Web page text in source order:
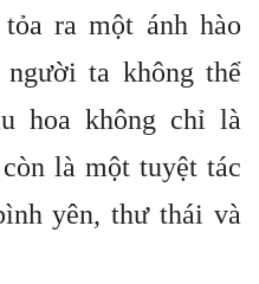
ra một ánh hào
ta không thể
hoa không chỉ là
là một tuyệt tác
yên, thư thái và